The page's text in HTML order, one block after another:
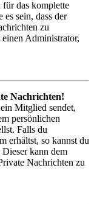
das komplette
es sein, dass der
zu
Administrator,
Nachrichten!
Mitglied sendet,
persönlichen
Falls du
erhältst, so kannst du
kann dem
Nachrichten zu